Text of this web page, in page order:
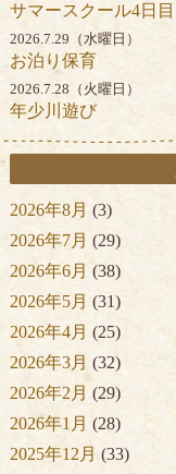
サマースクール4日目
2026.7.29（水曜日）
お泊り保育
2026.7.28（火曜日）
年少川遊び
2026年8月 (3)
2026年7月 (29)
2026年6月 (38)
2026年5月 (31)
2026年4月 (25)
2026年3月 (32)
2026年2月 (29)
2026年1月 (28)
2025年12月 (33)